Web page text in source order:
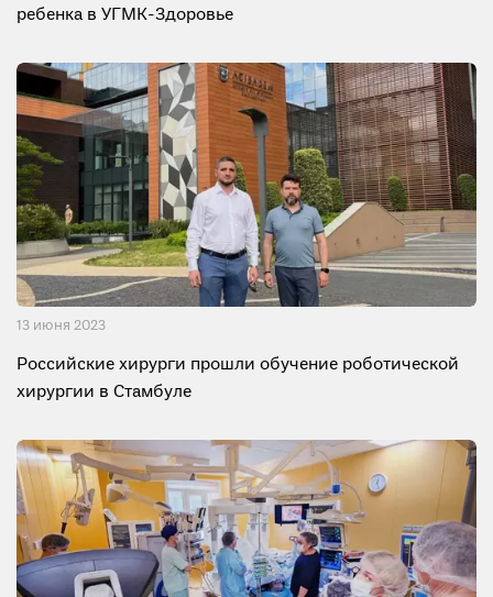
ребенка в УГМК-Здоровье
13 июня 2023
Российские хирурги прошли обучение роботической
хирургии в Стамбуле